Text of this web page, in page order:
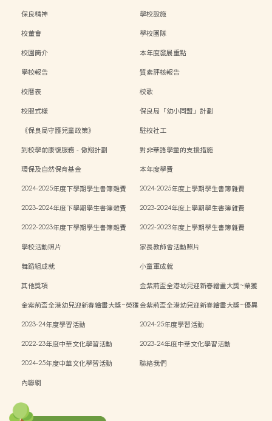
保良精神
學校設施
校董會
學校團隊
校園簡介
本年度發展重點
學校報告
質素評核報告
校曆表
校歌
校服式樣
保良局「幼小同盟」計劃
《保良局守護兒童政策》
駐校社工
到校學前康復服務 - 傲翔計劃
對非華語學童的支援措施
環保及自然保育基金
本年度學費
2024-2025年度下學期學生書簿雜費
2024-2025年度上學期學生書簿雜費
2023-2024年度下學期學生書簿雜費
2023-2024年度上學期學生書簿雜費
2022-2023年度下學期學生書簿雜費
2022-2023年度上學期學生書簿雜費
學校活動照片
家長教師會活動照片
舞蹈組成就
小童軍成就
其他獎項
金紫荊盃全港幼兒迎新春繪畫大獎~榮獲
金紫荊盃全港幼兒迎新春繪畫大獎~榮獲金紫荊盃全港幼兒迎新春繪畫大獎~優異
2023-24年度學習活動
2024-25年度學習活動
2022-23年度中華文化學習活動
2023-24年度中華文化學習活動
2024-25年度中華文化學習活動
聯絡我們
內聯網